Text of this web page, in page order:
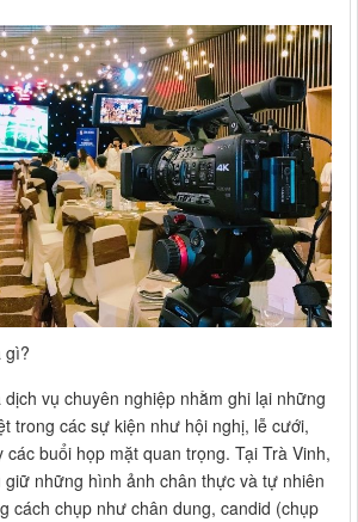
gì?
vụ chuyên nghiệp nhằm ghi lại những
trong các sự kiện như hội nghị, lễ cưới,
buổi họp mặt quan trọng. Tại Trà Vinh,
những hình ảnh chân thực và tự nhiên
cách chụp như chân dung, candid (chụp